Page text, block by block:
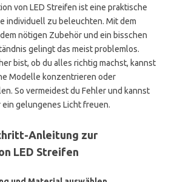
von LED Streifen ist eine praktische
individuell zu beleuchten. Mit dem
nötigen Zubehör und ein bisschen
gelingt das meist problemlos.
bist, ob du alles richtig machst, kannst
Modelle konzentrieren oder
So vermeidest du Fehler und kannst
ein gelungenes Licht freuen.
Anleitung zur
LED Streifen